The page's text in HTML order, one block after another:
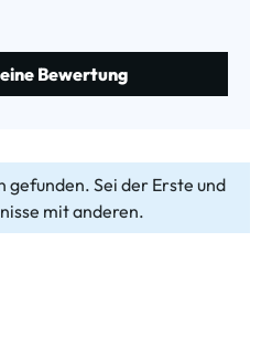
Bewertung
gefunden. Sei der Erste und
mit anderen.